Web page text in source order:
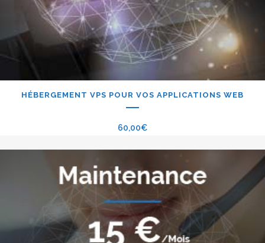
HÉBERGEMENT VPS POUR VOS APPLICATIONS WEB
60,00€